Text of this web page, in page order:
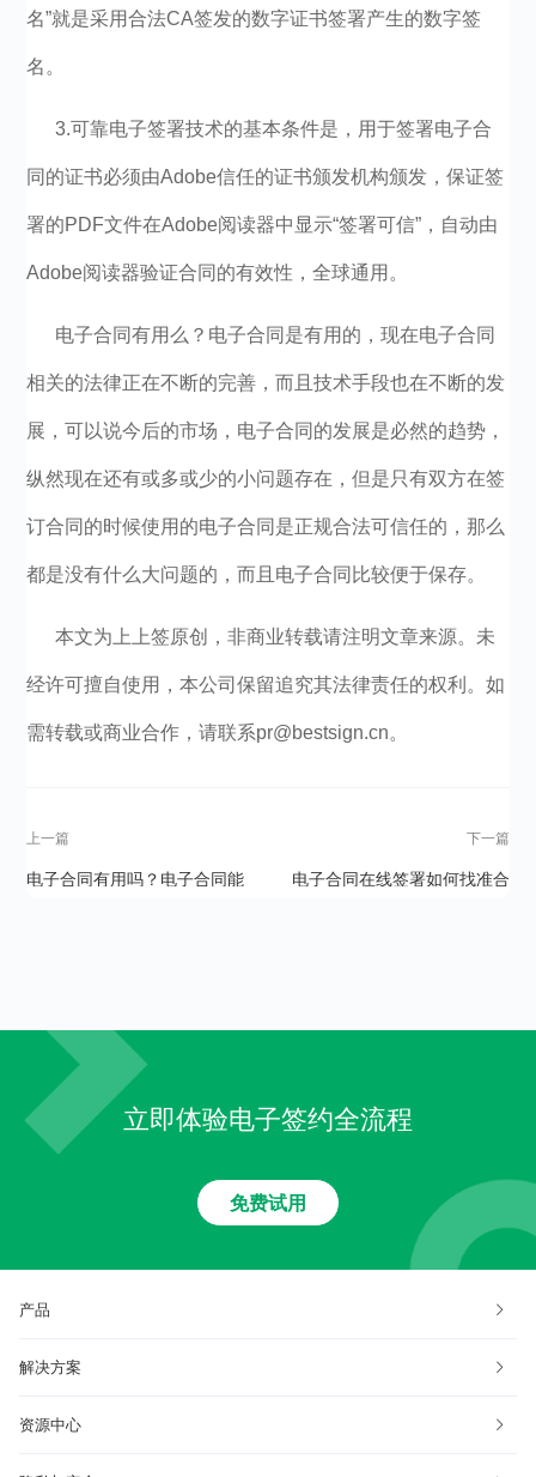
名”就是采用合法CA签发的数字证书签署产生的数字签
名。
3.可靠电子签署技术的基本条件是，用于签署电子合
同的证书必须由Adobe信任的证书颁发机构颁发，保证签
署的PDF文件在Adobe阅读器中显示“签署可信”，自动由
Adobe阅读器验证合同的有效性，全球通用。
电子合同有用么？电子合同是有用的，现在电子合同
相关的法律正在不断的完善，而且技术手段也在不断的发
展，可以说今后的市场，电子合同的发展是必然的趋势，
纵然现在还有或多或少的小问题存在，但是只有双方在签
订合同的时候使用的电子合同是正规合法可信任的，那么
都是没有什么大问题的，而且电子合同比较便于保存。
本文为上上签原创，非商业转载请注明文章来源。未
经许可擅自使用，本公司保留追究其法律责任的权利。如
需转载或商业合作，请联系pr@bestsign.cn。
上一篇
电子合同有用吗？电子合同能
下一篇
电子合同在线签署如何找准合
立即体验电子签约全流程
免费试用
产品
解决方案
资源中心